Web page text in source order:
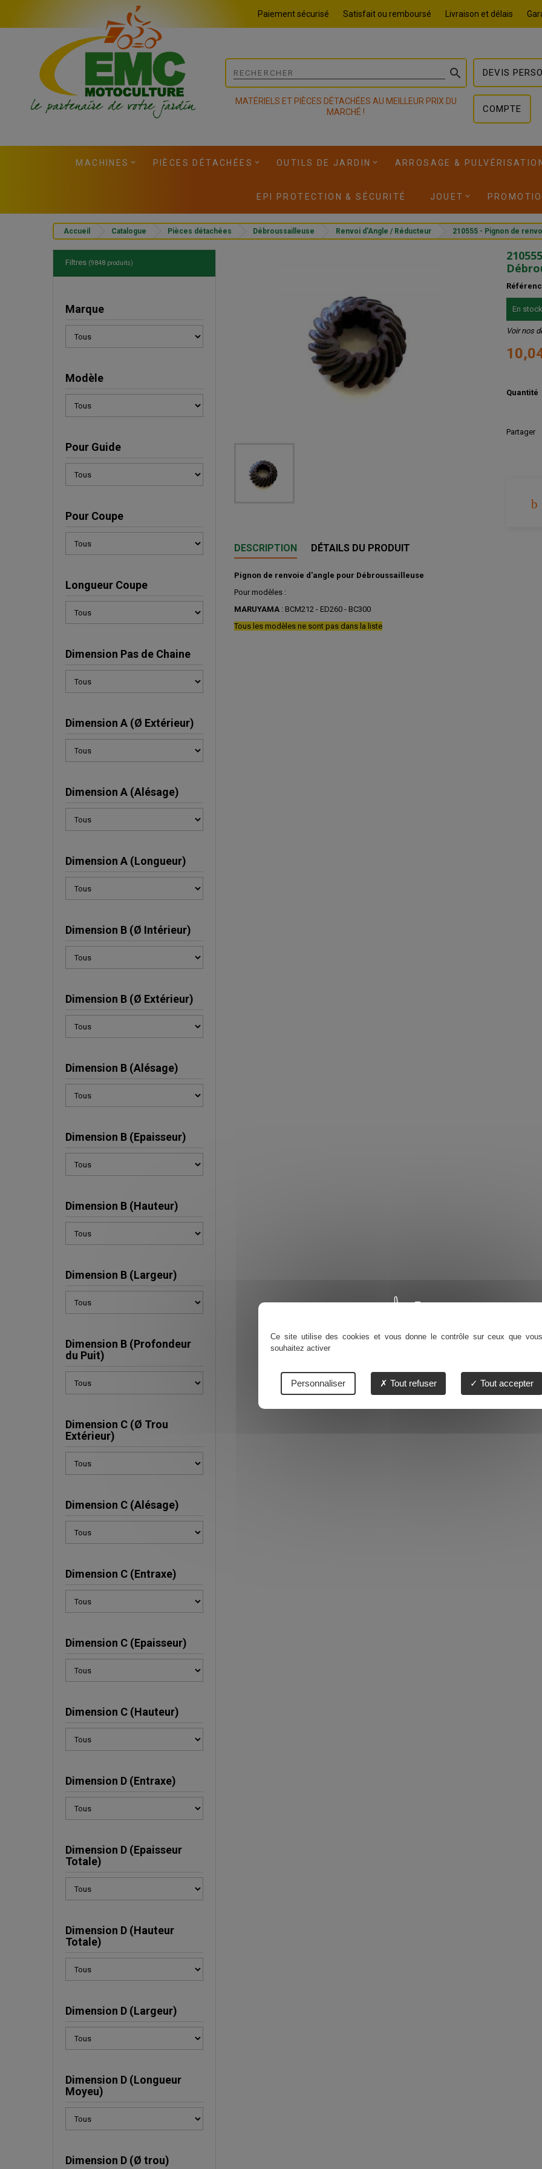
Paiement sécurisé Satisfait ou remboursé Livraison et délais

MATÉRIELS ET PIÈCES DÉTACHÉES AU MEILLEUR PRIX DU
MARCHÉ !
DEVIS
COMPTE
MACHINES PIÈCES DÉTACHÉES OUTILS DE JARDIN ARROSAGE &
EPI PROTECTION & SÉCURITÉ JOUET
Accueil Catalogue Pièces détachées Débroussailleuse Renvoi d'Angle / Réducteur 210555 - Pignon de
Filtres (9848 produits)
Marque
Modèle
Pour Guide
Pour Coupe
Longueur Coupe
Dimension Pas de Chaine
Dimension A (Ø Extérieur)
Dimension A (Alésage)
Dimension A (Longueur)
Dimension B (Ø Intérieur)
Dimension B (Ø Extérieur)
Dimension B (Alésage)
Dimension B (Epaisseur)
Dimension B (Hauteur)
Dimension B (Largeur)
Dimension B (Profondeur
du Puit)
Dimension C (Ø Trou
Extérieur)
Dimension C (Alésage)
Dimension C (Entraxe)
Dimension C (Epaisseur)
Dimension C (Hauteur)
Dimension D (Entraxe)
Dimension D (Epaisseur
Totale)
Dimension D (Hauteur
Totale)
Dimension D (Largeur)
Dimension D (Longueur
Moyeu)
Dimension D (Ø trou)
En stock
Voir nos
Quantité
Partager
DESCRIPTION DÉTAILS DU PRODUIT
Pignon de renvoie d'angle pour Débroussailleuse
Pour modèles :
MARUYAMA : BCM212 - ED260 - BC300
Tous les modèles ne sont pas dans la liste
Ce site utilise des cookies et vous donne le contrôle sur ceux que vous
souhaitez activer
Tout accepter
Tout refuser
Personnaliser